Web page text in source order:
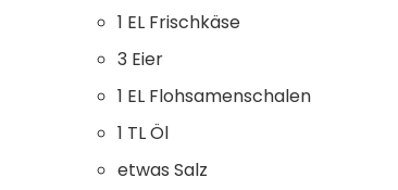
1 EL Frischkäse
3 Eier
1 EL Flohsamenschalen
1 TL Öl
etwas Salz